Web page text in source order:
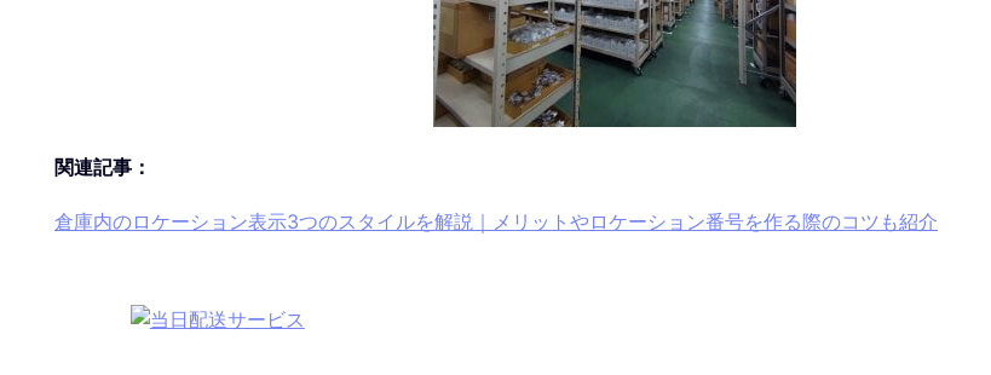
関連記事：
倉庫内のロケーション表示3つのスタイルを解説｜メリットやロケーション番号を作る際のコツも紹介